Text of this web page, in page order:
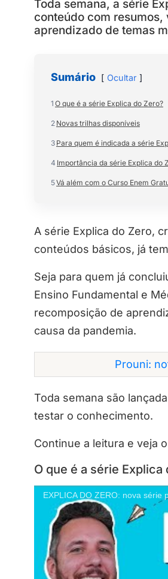
Toda semana, a série
conteúdo com
aprendizado de temas
Sumário Ocultar
1 O que é a série Explica do Zero?
2 Novas trilhas disponíveis
3 Para quem é indicada a série
4 Importância da série Explica do
5Vá além com o Curso Enem
A série Explica do Zero,
conteúdos básicos, já
Seja para quem já
Ensino Fundamental e
recomposição de
causa da pandemia.
Prouni:
Toda semana são
testar o conhecimento.
Continue a leitura e veja
O que é a série Explica
EXPLICA DO ZERO: nova